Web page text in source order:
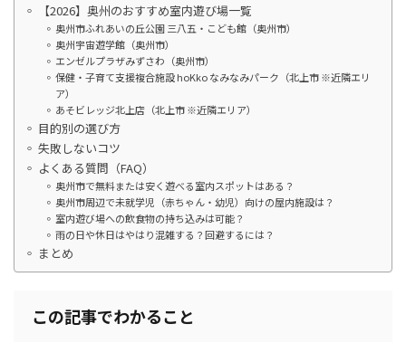
【2026】奥州のおすすめ室内遊び場一覧
奥州市ふれあいの丘公園 三八五・こども館（奥州市）
奥州宇宙遊学館（奥州市）
エンゼルプラザみずさわ（奥州市）
保健・子育て支援複合施設 hoKko なみなみパーク（北上市 ※近隣エリ
ア）
あそビレッジ北上店（北上市 ※近隣エリア）
目的別の選び方
失敗しないコツ
よくある質問（FAQ）
奥州市で無料または安く遊べる室内スポットはある？
奥州市周辺で未就学児（赤ちゃん・幼児）向けの屋内施設は？
室内遊び場への飲食物の持ち込みは可能？
雨の日や休日はやはり混雑する？回避するには？
まとめ
この記事でわかること